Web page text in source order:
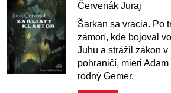
Červenák Juraj
Šarkan sa vracia. Po
zámorí, kde bojoval
Juhu a strážil zákon v
pohraničí, mieri
rodný Gemer.